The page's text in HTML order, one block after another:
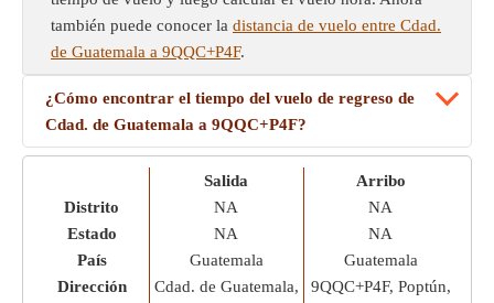
también puede conocer la distancia de vuelo entre Cdad.
de Guatemala a 9QQC+P4F.
¿Cómo encontrar el tiempo del vuelo de regreso de
Cdad. de Guatemala a 9QQC+P4F?
Distrito
Estado
País
Dirección
Salida
NA
NA
Guatemala
Cdad. de Guatemala,
Arribo
NA
NA
Guatemala
9QQC+P4F, Poptún,